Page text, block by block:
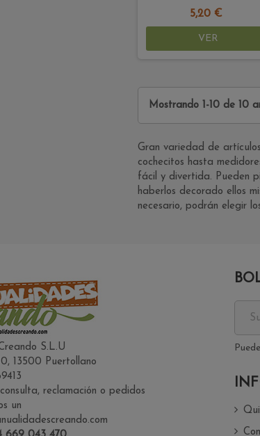
5,20 €
VER
Mostrando 1-10 de 10
Gran variedad de
cochecitos hasta
fácil y divertida. Pueden
haberlos decorado ellos
necesario, podrán elegir
S.L.U
13500 Puertollano
reclamación o pedidos
un